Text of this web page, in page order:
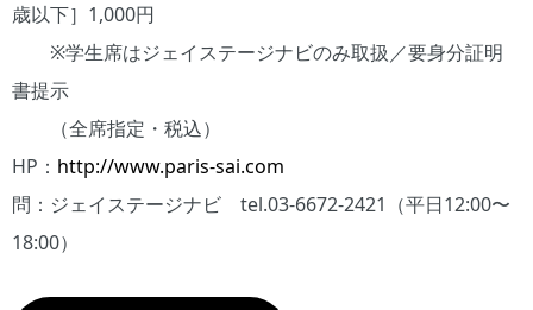
歳以下］1,000円
※学生席はジェイステージナビのみ取扱／要身分証明
書提示
（全席指定・税込）
HP： http://www.paris-sai.com
問：ジェイステージナビ tel.03-6672-2421（平日12:00〜
18:00）